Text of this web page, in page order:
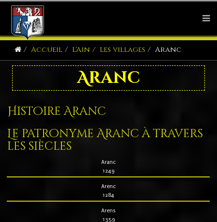
Accueil L'Ain Les villages Aranc
Aranc
Histoire Aranc
Le patronyme Aranc à travers
les siècles
Aranc
1249
Arenc
1284
Arens
1359